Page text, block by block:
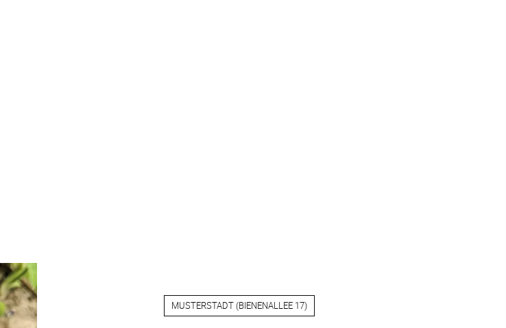
MUSTERSTADT(BIENENALLEE 17)